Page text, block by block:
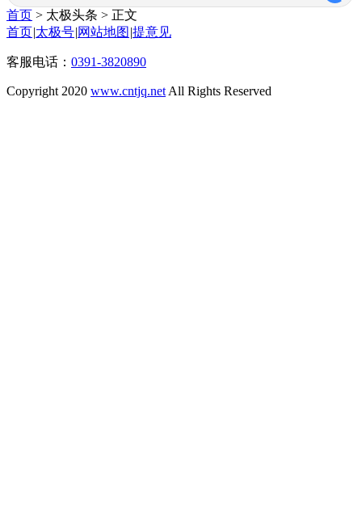
首页 > 太极头条 > 正文
首页|太极号|网站地图 |提意见
客服电话： 0391-3820890
Copyright 2020 www.cntjq.net All Rights Reserved